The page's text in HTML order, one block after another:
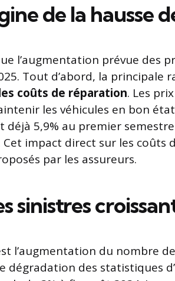
de la hausse
l’augmentation prévue des
Tout d’abord, la principale
coûts de réparation. Les
les véhicules en bon
5,9% au premier
impact direct sur les coûts
par les assureurs.
sinistres
l’augmentation du nombre de
des statistiques